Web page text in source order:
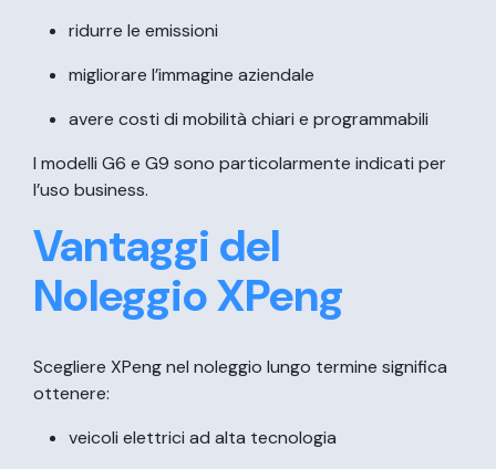
ridurre le emissioni
migliorare l’immagine aziendale
avere costi di mobilità chiari e programmabili
I modelli G6 e G9 sono particolarmente indicati per
l’uso business.
Vantaggi del
Noleggio XPeng
Scegliere XPeng nel noleggio lungo termine significa
ottenere:
veicoli elettrici ad alta tecnologia